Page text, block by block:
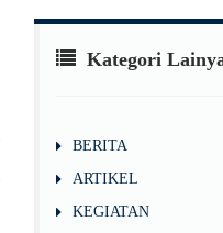
Kategori
BERITA
ARTIKEL
KEGIATAN